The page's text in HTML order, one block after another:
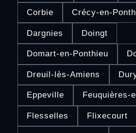
Corbie Crécy-en-
Dargnies Doingt
Domart-en-Ponthieu
Dreuil-lès-Amiens
Eppeville Feuquières-
Flesselles Flixecourt